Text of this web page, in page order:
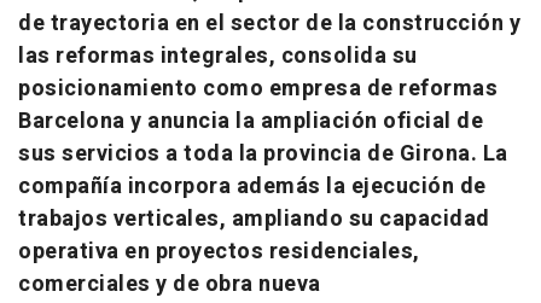
de trayectoria en el sector de la construcción y
las reformas integrales, consolida su
posicionamiento como empresa de reformas
Barcelona y anuncia la ampliación oficial de
sus servicios a toda la provincia de Girona. La
compañía incorpora además la ejecución de
trabajos verticales, ampliando su capacidad
operativa en proyectos residenciales,
comerciales y de obra nueva